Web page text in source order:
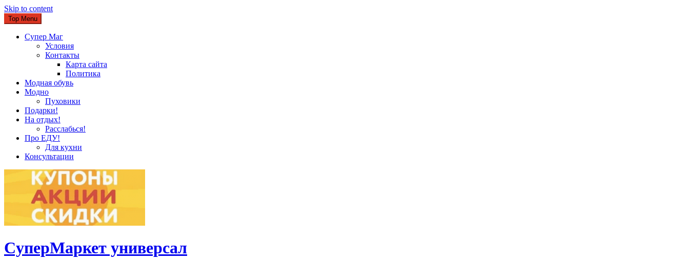
Skip to content
Top Menu
Супер Маг
Условия
Контакты
Карта сайта
Политика
Модная обувь
Модно
Пуховики
Подарки!
На отдых!
Расслабься!
Про ЕДУ!
Для кухни
Консультации
CуперМаркет универсал